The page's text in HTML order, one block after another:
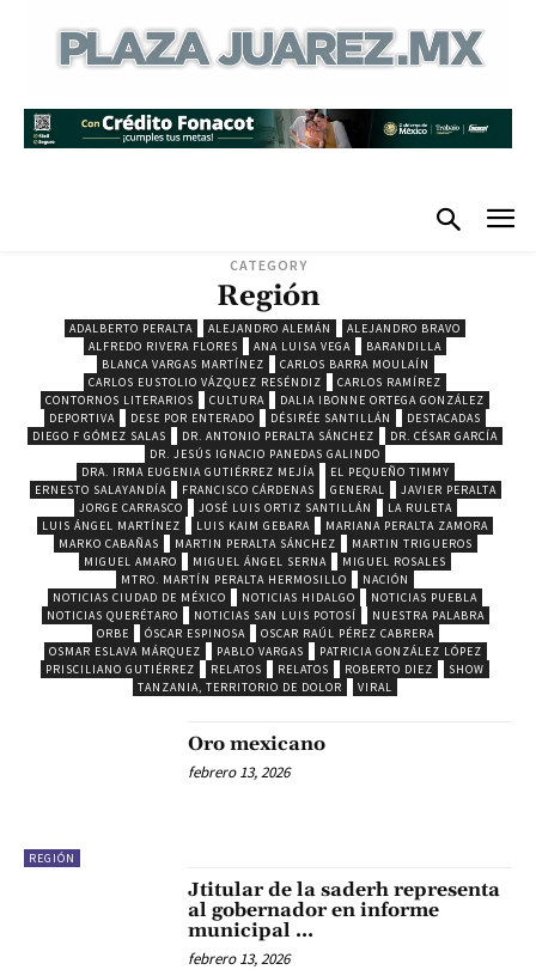
CATEGORY
Región
ADALBERTO PERALTA ALEJANDRO ALEMÁN
ALEJANDRO BRAVO
ALFREDO RIVERA FLORES
ANA LUISA VEGA
BARANDILLA
BLANCA VARGAS MARTÍNEZ
CARLOS BARRA MOULAÍN
CARLOS EUSTOLIO VÁZQUEZ RESÉNDIZ
CARLOS RAMÍREZ
CONTORNOS LITERARIOS
CULTURA
DALIA IBONNE ORTEGA GONZÁLEZ
DEPORTIVA
DESE POR ENTERADO DÉSIRÉE SANTILLÁN
DESTACADAS
DIEGO F GÓMEZ SALAS
DR. ANTONIO PERALTA SÁNCHEZ
DR. CÉSAR GARCÍA
DR. JESÚS IGNACIO PANEDAS GALINDO
DRA. IRMA EUGENIA GUTIÉRREZ MEJÍA
EL PEQUEÑO TIMMY
ERNESTO SALAYANDÍA
FRANCISCO CÁRDENAS GENERAL
JAVIER PERALTA
JORGE CARRASCO
JOSÉ LUIS ORTIZ SANTILLÁN
LA RULETA
LUIS ÁNGEL MARTÍNEZ
LUIS KAIM GEBARA
MARIANA PERALTA ZAMORA
MARKO CABAÑAS
MARTIN PERALTA SÁNCHEZ
MARTIN TRIGUEROS
MIGUEL AMARO
MIGUEL ÁNGEL SERNA
MIGUEL ROSALES
MTRO. MARTÍN PERALTA HERMOSILLO
NACIÓN
NOTICIAS CIUDAD DE MÉXICO
NOTICIAS HIDALGO
NOTICIAS PUEBLA
NOTICIAS QUERÉTARO
NOTICIAS SAN LUIS POTOSÍ
NUESTRA PALABRA
ORBE
ÓSCAR ESPINOSA
OSCAR RAÚL PÉREZ CABRERA
OSMAR ESLAVA MÁRQUEZ
PABLO VARGAS
PATRICIA GONZÁLEZ LÓPEZ
PRISCILIANO GUTIÉRREZ
RELATOS RELATOS ROBERTO DIEZ
SHOW
TANZANIA, TERRITORIO DE DOLOR
VIRAL
REGIÓN
Oro mexicano
febrero 13, 2026
Jtitular de la saderh representa
al gobernador en informe
municipal …
febrero 13, 2026